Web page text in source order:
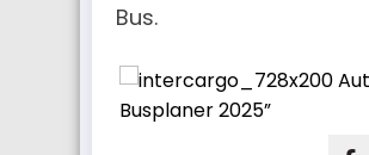
Bus.